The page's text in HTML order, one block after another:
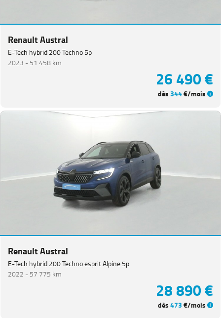
Renault Austral
E-Tech hybrid 200 Techno 5p
2023 -51 458 km
26 490 €
dès344€/mois
Renault Austral
E-Tech hybrid 200 Techno esprit Alpine 5p
2022 -57 775 km
28 890 €
dès473€/mois